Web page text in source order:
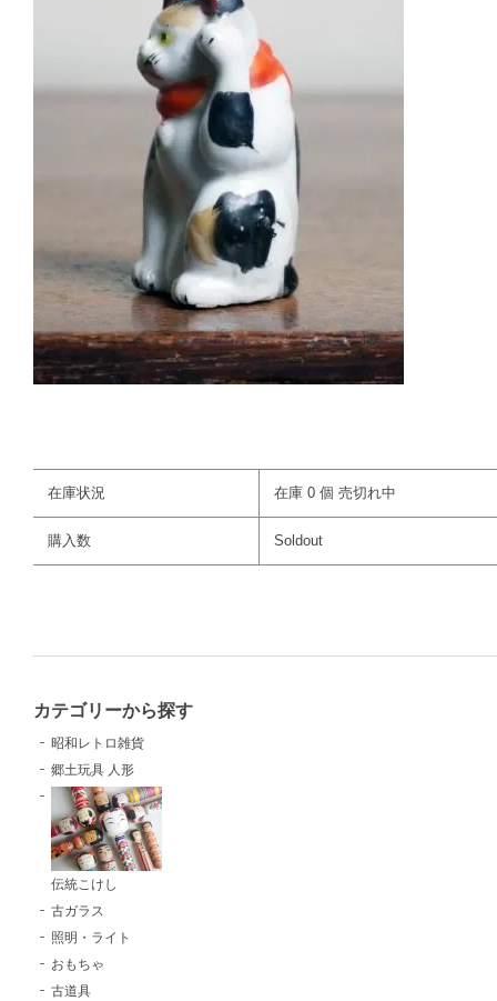
在庫状況 在庫 0 個 売切れ中
購入数 Soldout
カテゴリーから探す
昭和レトロ雑貨
郷土玩具 人形
伝統こけし
古ガラス
照明・ライト
おもちゃ
古道具